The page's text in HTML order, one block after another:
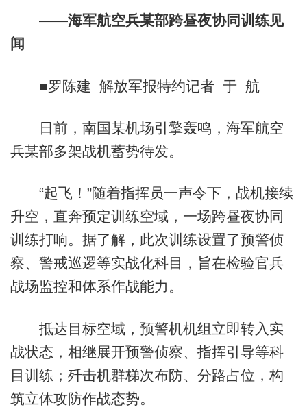
——海军航空兵某部跨昼夜协同训练见
闻
■罗陈建 解放军报特约记者 于 航
日前，南国某机场引擎轰鸣，海军航空
兵某部多架战机蓄势待发。
“起飞！”随着指挥员一声令下，战机接续
升空，直奔预定训练空域，一场跨昼夜协同
训练打响。据了解，此次训练设置了预警侦
察、警戒巡逻等实战化科目，旨在检验官兵
战场监控和体系作战能力。
抵达目标空域，预警机机组立即转入实
战状态，相继展开预警侦察、指挥引导等科
目训练；歼击机群梯次布防、分路占位，构
筑立体攻防作战态势。